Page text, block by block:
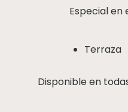
Especial
Terraza
Disponible en